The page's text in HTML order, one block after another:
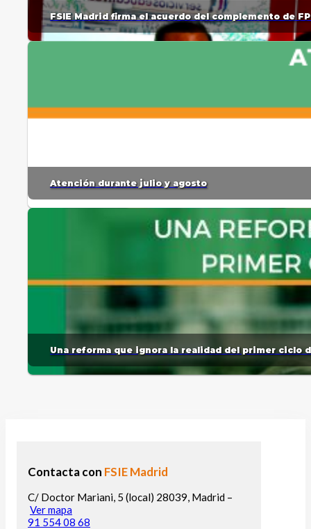
FSIE Madrid firma el acuerdo del complemento de
Atención durante julio y agosto
Una reforma que ignora la realidad del primer ciclo
Contacta con FSIE Madrid
C/ Doctor Mariani, 5 (local) 28039, Madrid –
Ver mapa
91 554 08 68